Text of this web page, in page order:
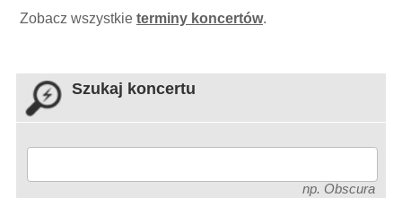
Zobacz wszystkieterminy koncertów.
Szukaj koncertu
np. Obscura